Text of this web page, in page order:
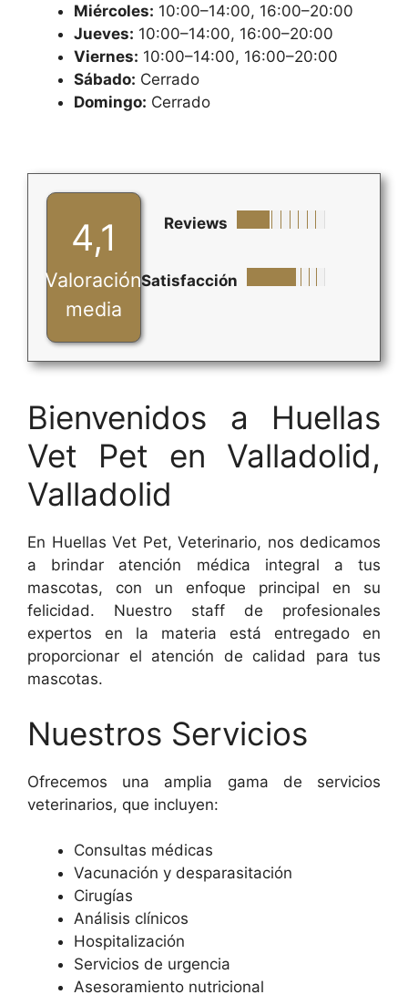
Miércoles: 10:00–14:00, 16:00–20:00
Jueves: 10:00–14:00, 16:00–20:00
Viernes: 10:00–14:00, 16:00–20:00
Sábado: Cerrado
Domingo: Cerrado
4,1
Valoración
media
Reviews
Satisfacción
Bienvenidos a Huellas
Vet Pet en Valladolid,
Valladolid
En Huellas Vet Pet, Veterinario, nos dedicamos
a brindar atención médica integral a tus
mascotas, con un enfoque principal en su
felicidad. Nuestro staff de profesionales
expertos en la materia está entregado en
proporcionar el atención de calidad para tus
mascotas.
Nuestros Servicios
Ofrecemos una amplia gama de servicios
veterinarios, que incluyen:
Consultas médicas
Vacunación y desparasitación
Cirugías
Análisis clínicos
Hospitalización
Servicios de urgencia
Asesoramiento nutricional